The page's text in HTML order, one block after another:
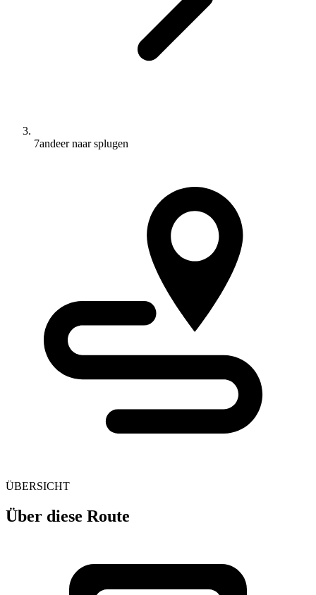
7andeer naar splugen
ÜBERSICHT
Über diese Route